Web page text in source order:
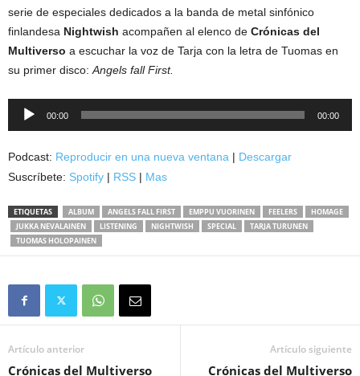
serie de especiales dedicados a la banda de metal sinfónico
finlandesa Nightwish acompañen al elenco de Crónicas del
Multiverso a escuchar la voz de Tarja con la letra de Tuomas en
su primer disco: Angels fall First.
Reproductor
00:00 00:00
Podcast: Reproducir en una nueva ventana | Descargar
Suscríbete: Spotify | RSS | Mas
ETIQUETAS ALBUM ANGELS FALL FIRST EMPPU VUORINEN FEELERS
HOMAGE
JUKKA NEVALAINEN
LISTENING NIGHTWISH SPECIAL
TARJA TURUNEN
TUOMAS HOLOPAINEN
Artículo anterior
Crónicas del Multiverso
Artículo siguiente
Crónicas del Multiverso